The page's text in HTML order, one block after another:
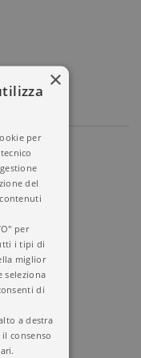
×
per
del
per
i tipi di
miglior
seleziona
di
a destra
consenso